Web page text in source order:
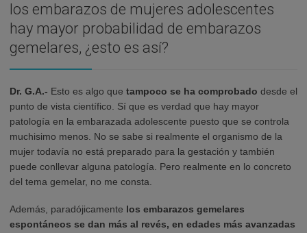
los embarazos de mujeres adolescentes
hay mayor probabilidad de embarazos
gemelares, ¿esto es así?
Dr. G.A.- Esto es algo que tampoco se ha comprobado desde el
punto de vista científico. Sí que es verdad que hay mayor
patología en la embarazada adolescente puesto que se controla
muchisimo menos. No se sabe si realmente el organismo de la
mujer todavía no está preparado para la gestación y también
puede conllevar alguna patología. Pero realmente en lo concreto
del tema gemelar, no me consta.
Además, paradójicamente los embarazos gemelares
espontáneos se dan más al revés, en edades más avanzadas